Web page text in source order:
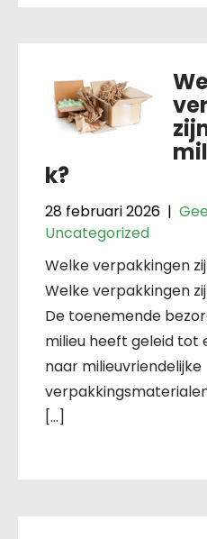
k?
28 februari 2026 |
Uncategorized
Welke verpakkingen
Welke verpakkingen
De toenemende
milieu heeft geleid tot
naar milieuvriendelijke
[…]